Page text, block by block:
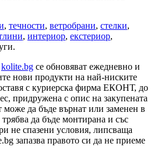
, течности, ветробрани, стелки,
, интериор, екстериор,
kolite.bg се обновяват ежедневно и
нови продукти на най-ниските
с куриерска фирма ЕКОНТ, до
придружена с опис на закупената
да бъде върнат или заменен в
да бъде монтирана и със
не спазени условия, липсваща
запазва правото си да не приеме